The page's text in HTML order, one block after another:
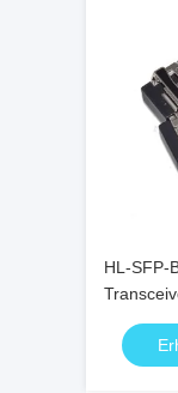
HL-SFP-
1330nm